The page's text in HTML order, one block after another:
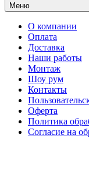
Меню
О компании
Оплата
Доставка
Наши работы
Монтаж
Шоу рум
Контакты
Оферта
Политика
Согласие на